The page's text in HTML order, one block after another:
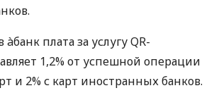
плата за услугу QR-
1,2% от успешной операции
и 2% с карт иностранных банков.